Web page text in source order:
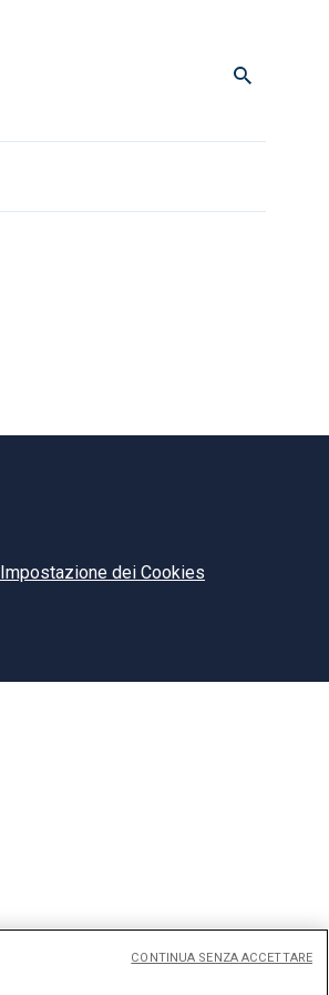
Impostazione dei Cookies
CONTINUA SENZA ACCETTARE